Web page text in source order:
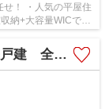
屋住
納+大容量WICで住
区画 6号棟